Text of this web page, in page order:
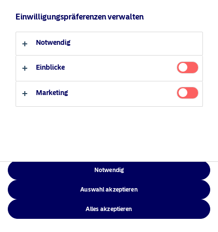
Verantwortungsbewusste
Investments
News
Kontakt
Zugänglichkeit
©2026 – Nordea Asset Management – alle Rechte vorbehalten
Einwilligungspräferenzen verwalten
Notwendig
Einblicke
Marketing
Notwendig
Auswahl akzeptieren
Alles akzeptieren